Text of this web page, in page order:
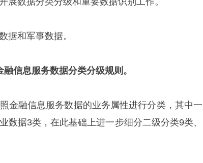
据和军事数据。
信息服务数据分类分级规则。
金融信息服务数据的业务属性进行分类，其中一
数据3类，在此基础上进一步细分二级分类9类、